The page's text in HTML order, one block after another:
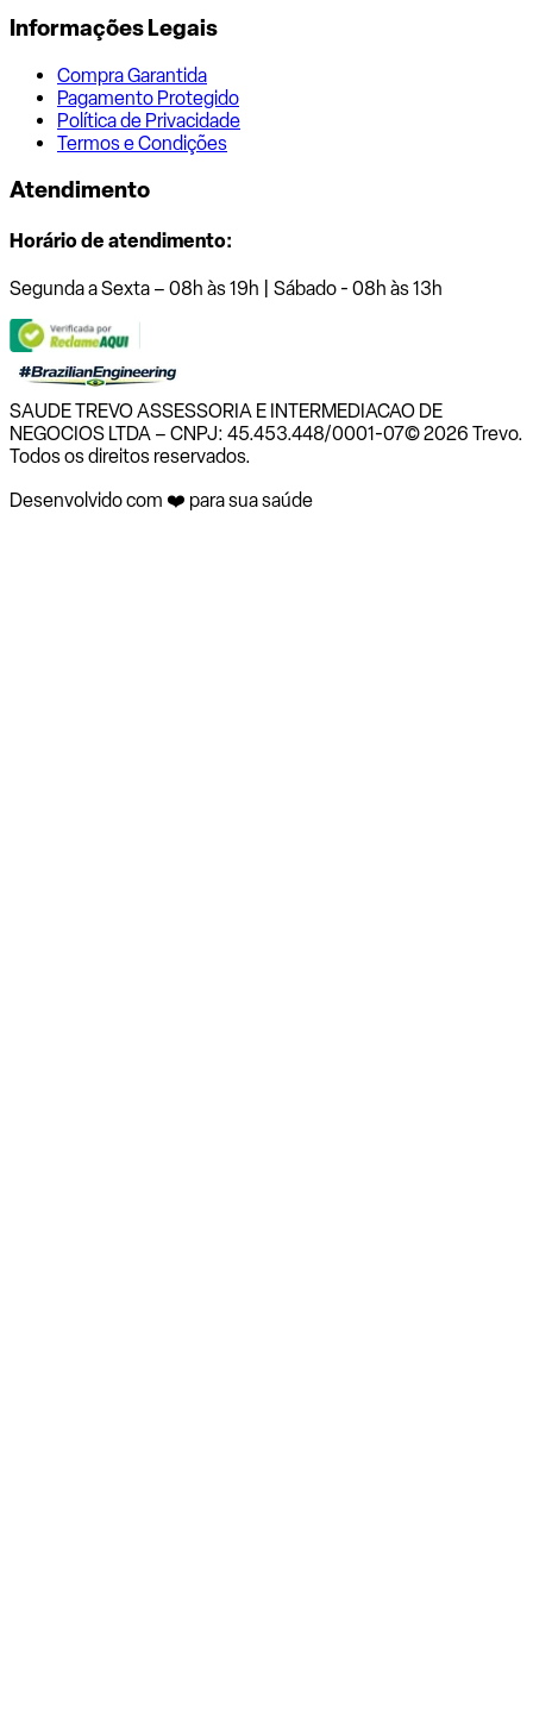
Informações Legais
Compra Garantida
Pagamento Protegido
Política de Privacidade
Termos e Condições
Atendimento
Horário de atendimento:
Segunda a Sexta – 08h às 19h | Sábado - 08h às 13h
SAUDE TREVO ASSESSORIA E INTERMEDIACAO DE
NEGOCIOS LTDA – CNPJ: 45.453.448/0001-07© 2026 Trevo.
Todos os direitos reservados.
Desenvolvido com ❤️ para sua saúde